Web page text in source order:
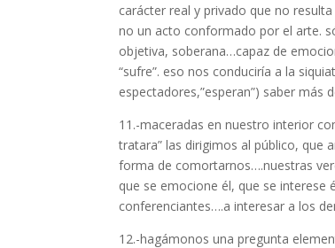
carácter real y privado que no
no un acto conformado por el arte.
objetiva, soberana…capaz de
“sufre”. eso nos conduciría a la
espectadores,”esperan”) saber
11.-maceradas en nuestro interior
tratara” las dirigimos al público, que
forma de comortarnos….nuestras
que se emocione él, que se
conferenciantes….a interesar a los
12.-hagámonos una pregunta